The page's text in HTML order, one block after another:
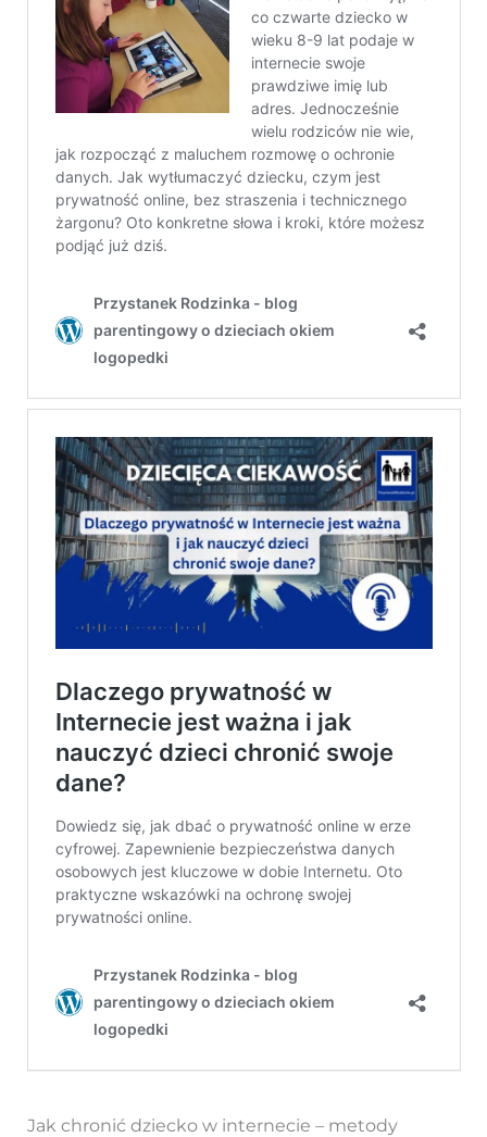
Jak chronić dziecko w internecie – metody